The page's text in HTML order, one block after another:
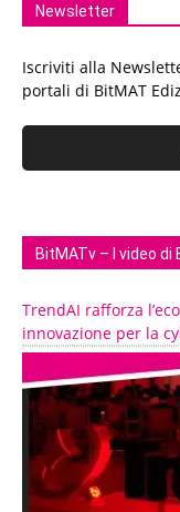
Newsletter
Iscriviti alla
portali di BitMAT
BitMATv – I video di
TrendAI rafforza
innovazione per la